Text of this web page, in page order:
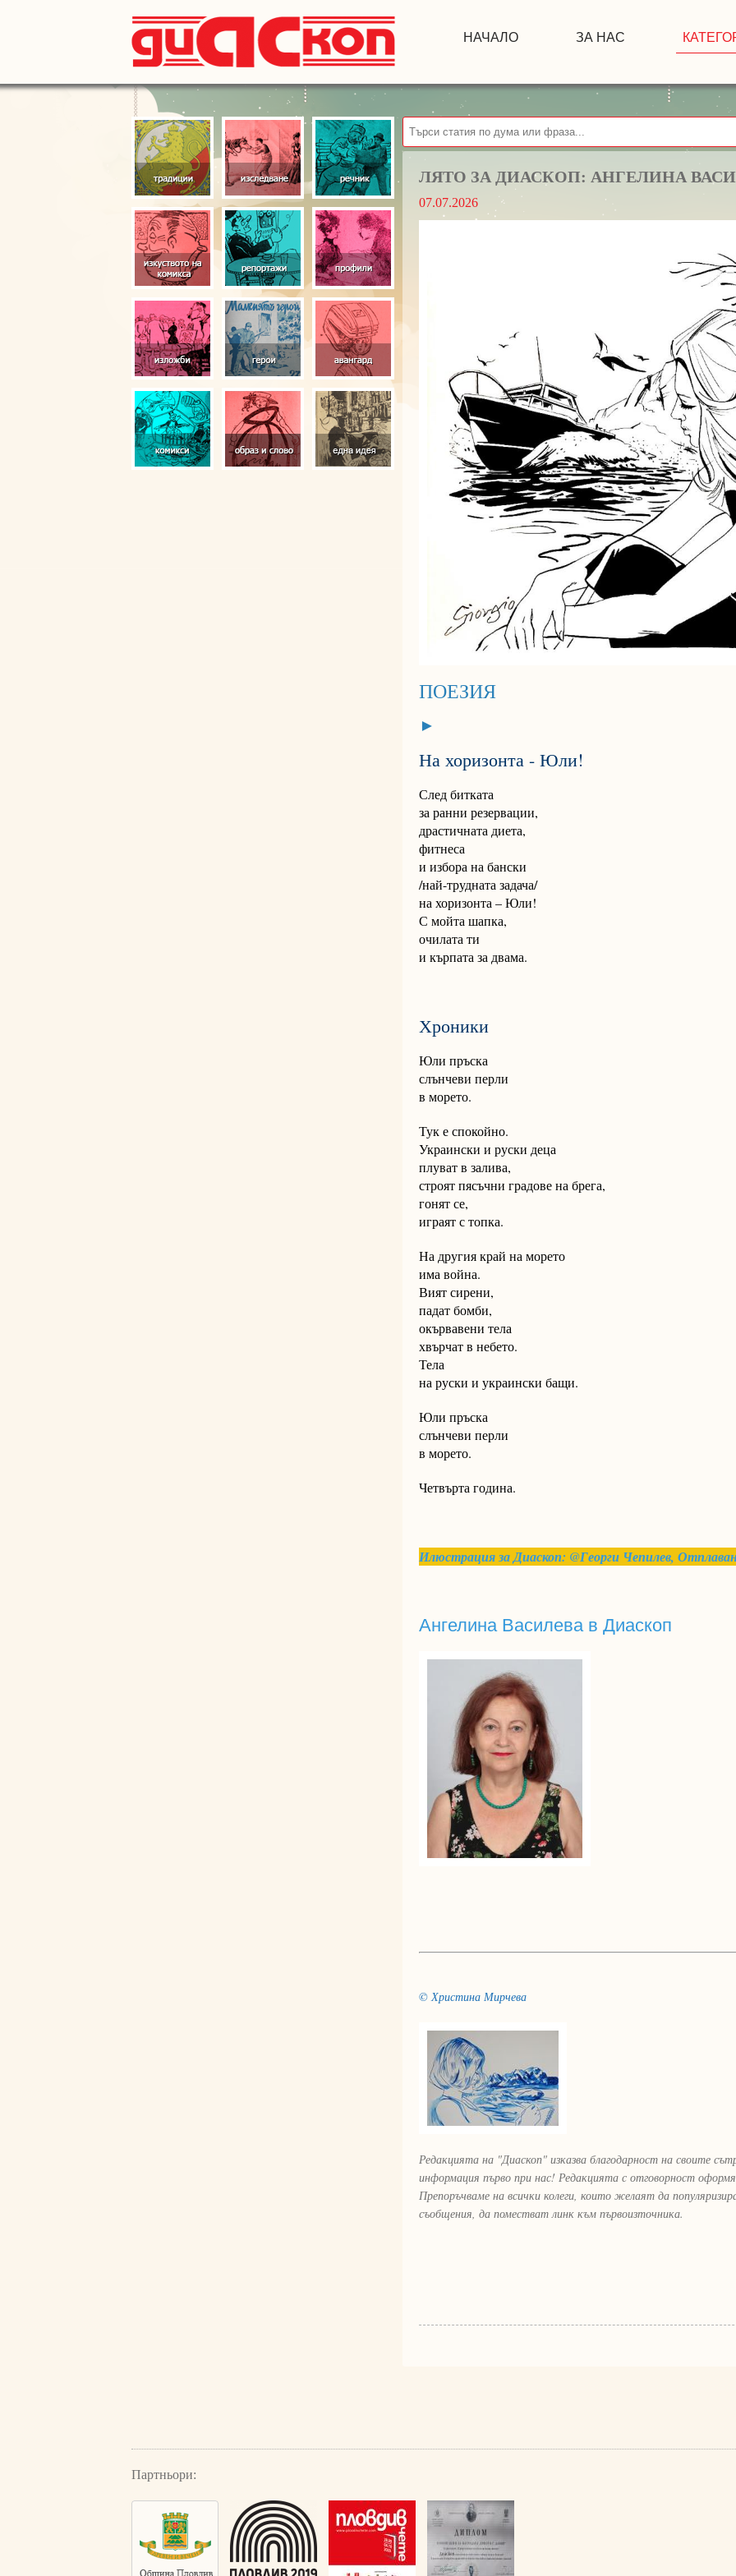
НАЧАЛО ЗА НАС
ЛЯТО ЗА ДИАСКОП: АНГЕЛИНА
07.07.2026
ПОЕЗИЯ
►
На хоризонта - Юли!
След битката
за ранни резервации,
драстичната диета,
фитнеса
и избора на бански
/най-трудната задача/
на хоризонта – Юли!
С мойта шапка,
очилата ти
и кърпата за двама.
Хроники
Юли пръска
слънчеви перли
в морето.
Тук е спокойно.
Украински и руски деца
плуват в залива,
строят пясъчни градове на брега,
гонят се,
играят с топка.
На другия край на морето
има война.
Вият сирени,
падат бомби,
окървавени тела
хвърчат в небето.
Тела
на руски и украински бащи.
Юли пръска
слънчеви перли
в морето.
Четвърта година.
Илюстрация за Диаскоп: @Георги Чепилев,
Ангелина Василева в Диаскоп
© Христина Мирчева
Редакцията на "Диаскоп" изказва благодарност на своите
информация първо при нас! Редакцията с отговорност
Препоръчваме на всички колеги, които желаят да
съобщения, да поместват линк към първоизточника.
Партньори: